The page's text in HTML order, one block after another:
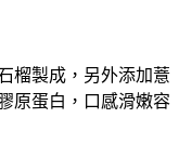
榴製成，另外添加薏
原蛋白，口感滑嫩容